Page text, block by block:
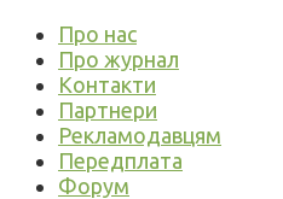
Про нас
Про журнал
Контакти
Партнери
Рекламодавцям
Передплата
Форум